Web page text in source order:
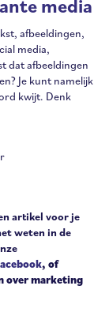
media
afbeeldingen,
media,
dat afbeeldingen
Je kunt namelijk
kwijt. Denk
artikel voor je
weten in de
, of
over marketing